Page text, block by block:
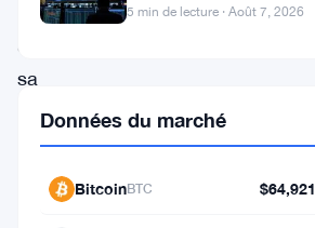
investisseurs
avec
sa
résurgence
notable.
à 55 000 $
5 min de lecture · Août 7, 2026
Données du marché
BitcoinBTC